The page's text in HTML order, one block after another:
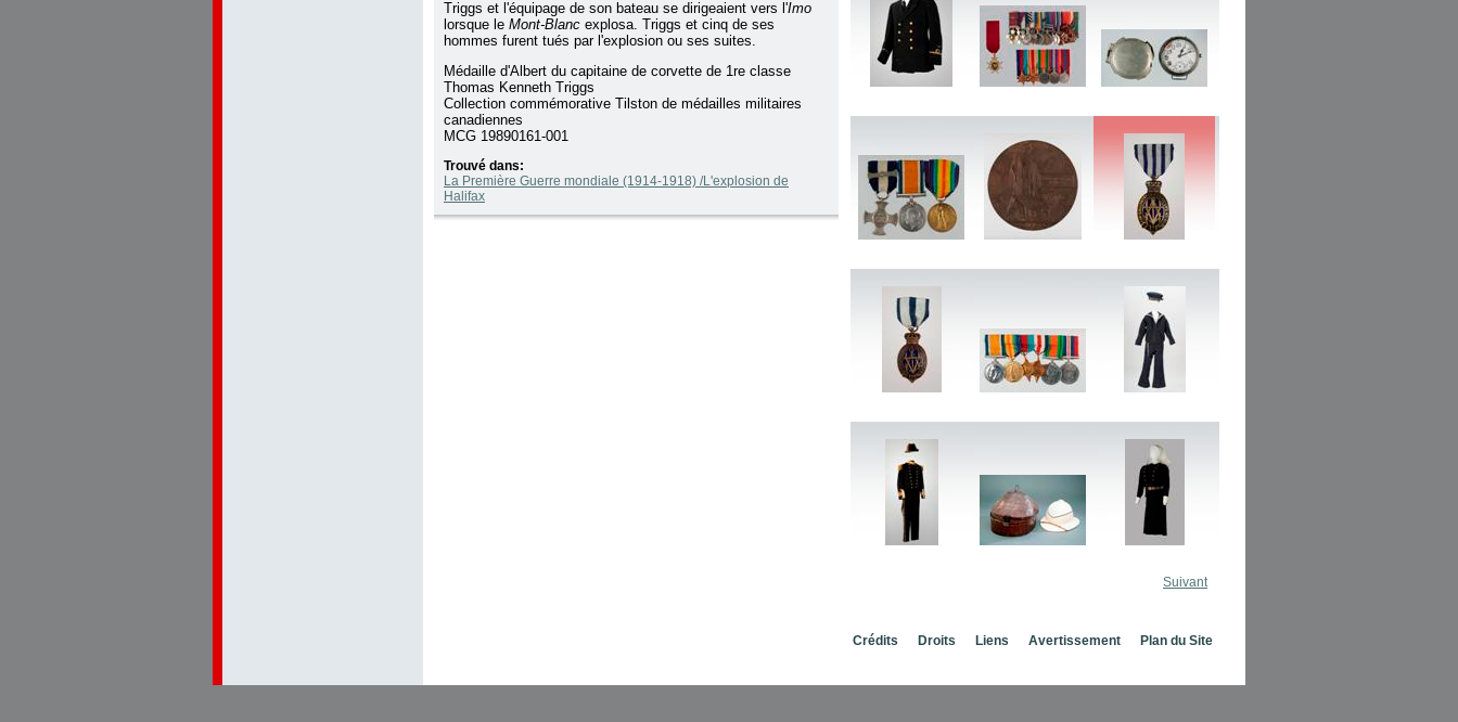
Triggs et l'équipage de son bateau se dirigeaient vers l'Imo
lorsque le Mont-Blanc explosa. Triggs et cinq de ses
hommes furent tués par l'explosion ou ses suites.
Médaille d'Albert du capitaine de corvette de 1re classe
Thomas Kenneth Triggs
Collection commémorative Tilston de médailles militaires
canadiennes
MCG 19890161-001
Trouvé dans:
La Première Guerre mondiale (1914-1918) /L'explosion de
Halifax
Suivant
Crédits Droits Liens Avertissement Plan du Site